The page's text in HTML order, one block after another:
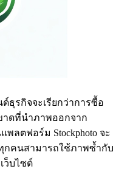
ธุรกิจจะเรียกว่าการซื้อ
าดที่นำภาพออกจาก
ลตฟอร์ม Stockphoto จะ
กคนสามารถใช้ภาพซ้ำกับ
ว็บไซต์